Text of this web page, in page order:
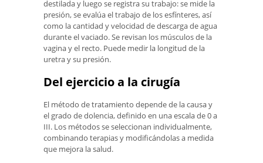
destilada y luego se registra su trabajo: se mide la
presión, se evalúa el trabajo de los esfínteres, así
como la cantidad y velocidad de descarga de agua
durante el vaciado. Se revisan los músculos de la
vagina y el recto. Puede medir la longitud de la
uretra y su presión.
Del ejercicio a la cirugía
El método de tratamiento depende de la causa y
el grado de dolencia, definido en una escala de 0 a
III. Los métodos se seleccionan individualmente,
combinando terapias y modificándolas a medida
que mejora la salud.